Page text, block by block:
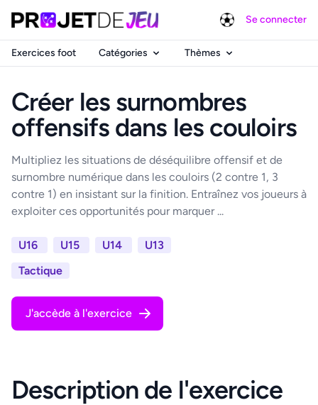
Se connecter
Exercices foot Catégories Thèmes
Créer les surnombres
offensifs dans les couloirs
Multipliez les situations de déséquilibre offensif et de
surnombre numérique dans les couloirs (2 contre 1, 3
contre 1) en insistant sur la finition. Entraînez vos joueurs à
exploiter ces opportunités pour marquer ...
U16 U15 U14
U13
Tactique
J'accède à l'exercice
Description de l'exercice